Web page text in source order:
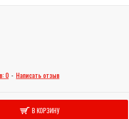
0 - Написать отзыв
В КОРЗИНУ